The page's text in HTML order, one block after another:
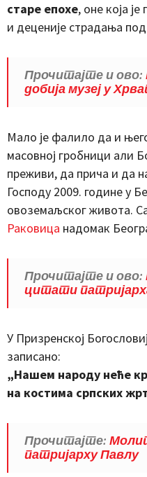
старе епохе, оне која
и деценије страдања
Прочитајте и ово:
добија музеј у
Мало је фалило да и
масовној гробници али
преживи, да прича и да
Господу 2009. године у
овоземаљског живота.
Раковица надомак
Прочитајте и ово:
цитати
У Призренској
записано:
„Нашем народу неће
на костима српских
Прочитајте:
патријарху Павлу